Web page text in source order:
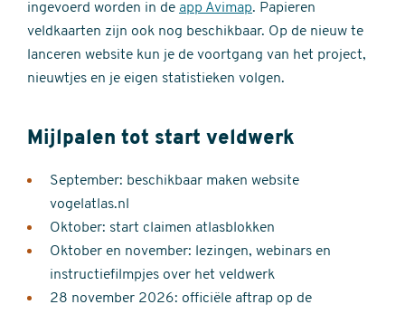
ingevoerd worden in de app Avimap. Papieren
veldkaarten zijn ook nog beschikbaar. Op de nieuw te
lanceren website kun je de voortgang van het project,
nieuwtjes en je eigen statistieken volgen.
Mijlpalen tot start veldwerk
September: beschikbaar maken website
vogelatlas.nl
Oktober: start claimen atlasblokken
Oktober en november: lezingen, webinars en
instructiefilmpjes over het veldwerk
28 november 2026: officiële aftrap op de